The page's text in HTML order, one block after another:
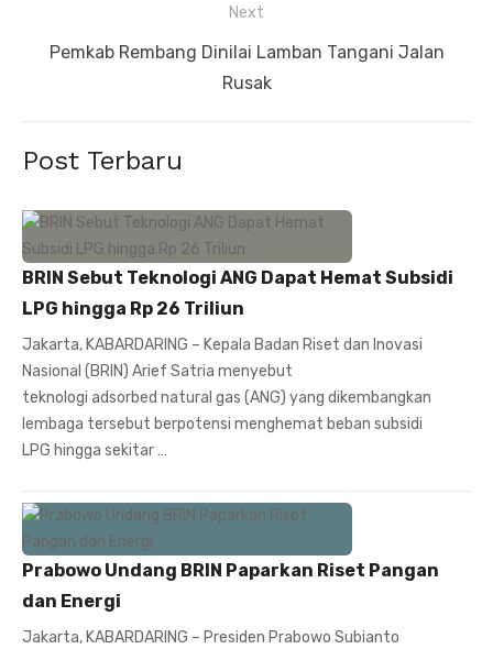
Next
Next
Pemkab Rembang Dinilai Lamban Tangani Jalan
Rusak
Post Terbaru
BRIN Sebut Teknologi ANG Dapat Hemat Subsidi
LPG hingga Rp 26 Triliun
Jakarta, KABARDARING – Kepala Badan Riset dan Inovasi
Nasional (BRIN) Arief Satria menyebut
teknologi adsorbed natural gas (ANG) yang dikembangkan
lembaga tersebut berpotensi menghemat beban subsidi
LPG hingga sekitar …
Prabowo Undang BRIN Paparkan Riset Pangan
dan Energi
Jakarta, KABARDARING – Presiden Prabowo Subianto